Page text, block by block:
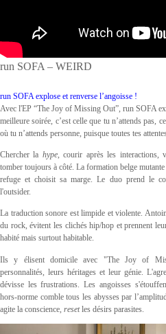
run SOFA – WEIRD
run SOFA explose et renverse l’angoisse !
Avec l'EP “The Joy of Missing Out”, run SOFA
meilleure soirée, c’est celle que tu n’attends pas,
où tu n’attends personne, puisque toutes tes
Chercher la hype, courir après les interactions,
tomber toujours à côté. La formation belge
refuge et choisit sa marge. Le duo prend le
l'outsider.
La traduction sonore est limpide et violente.
du rock, évitent les clichés hip/hop et prennent
habité mais surtout habitable.
Ils y élisent domicile avec "The Joy of
personnalités, leurs héritages et leur génie.
dévisse les frustrations. Les angoisses
hors-norme comble tous les abysses par
agite la conscience, resetles désirs parasites.